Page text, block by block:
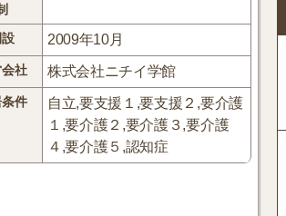
設 2009年10月
社 株式会社ニチイ学館
条件
自立,要支援１,要支援２,要介護
１,要介護２,要介護３,要介護
４,要介護５,認知症